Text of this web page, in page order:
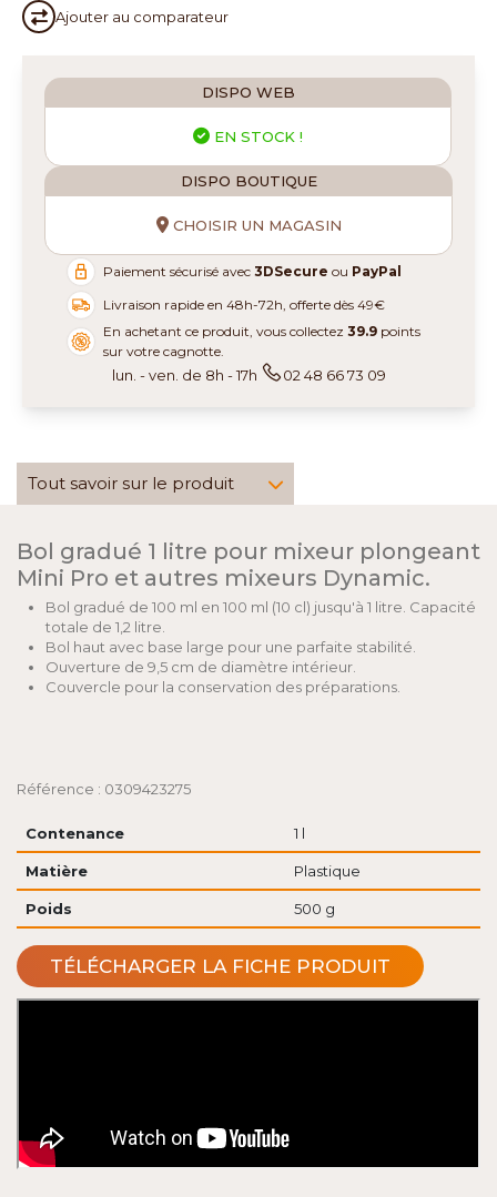
Ajouter au comparateur
DISPO WEB
EN STOCK !
DISPO BOUTIQUE
CHOISIR UN MAGASIN
Paiement sécurisé avec3DSecure ou PayPal
Livraison rapide en 48h-72h, offerte dès 49€
En achetant ce produit, vous collectez39.9 points
sur votre cagnotte.
lun. - ven. de 8h - 17h 02 48 66 73 09
Tout savoir sur le produit
Bol gradué 1 litre pour mixeur plongeant
Mini Pro et autres mixeurs Dynamic.
Bol gradué de 100 ml en 100 ml (10 cl) jusqu'à 1 litre. Capacité
totale de 1,2 litre.
Bol haut avec base large pour une parfaite stabilité.
Ouverture de 9,5 cm de diamètre intérieur.
Couvercle pour la conservation des préparations.
Référence : 0309423275
Contenance 1 l
Matière Plastique
Poids 500 g
TÉLÉCHARGER LA FICHE PRODUIT